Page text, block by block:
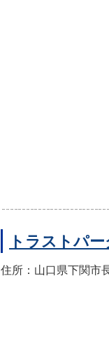
トラストパ
住所：山口県下関市